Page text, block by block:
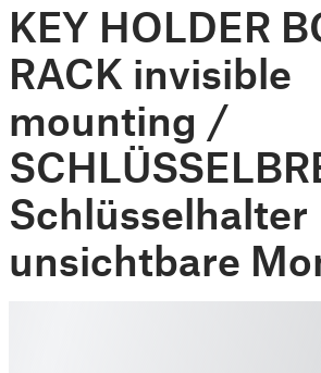
KEY HOLDER
RACK invisible
mounting /
Schlüsselhalter
unsichtbare